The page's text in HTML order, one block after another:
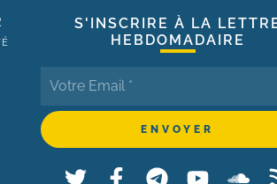
S'INSCRIRE À LA
HEBDOMADAIRE